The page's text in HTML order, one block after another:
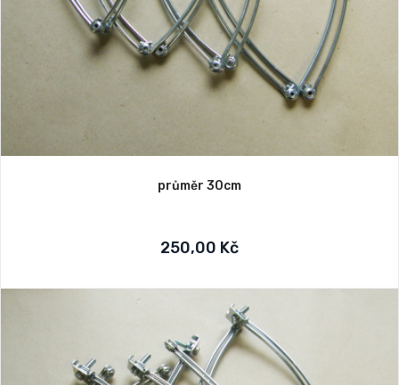
průměr 30cm
250,00 Kč